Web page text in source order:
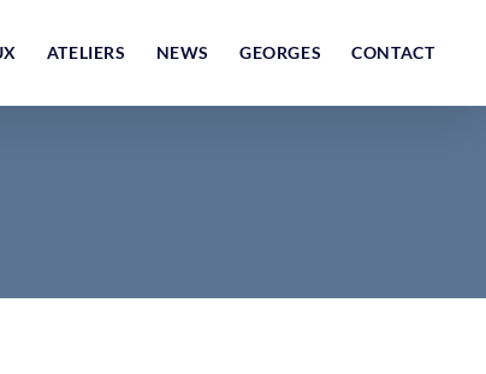
ATELIERS NEWS GEORGES CONTACT